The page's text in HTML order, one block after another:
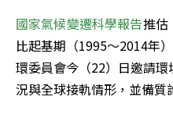
國家氣候變遷科學報告推估
比起基期（1995～2014年
環委員會今（22）日邀請
況與全球接軌情形，並備質